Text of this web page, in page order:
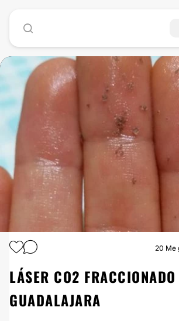
20 Me
LÁSER CO2
GUADALAJARA